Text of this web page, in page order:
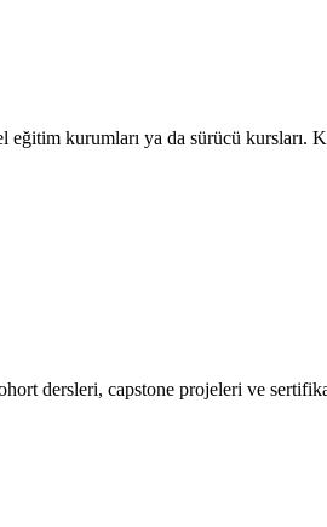
kurumları ya da sürücü
dersleri, capstone projeleri ve